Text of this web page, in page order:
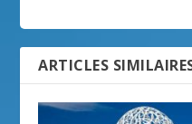
ARTICLES